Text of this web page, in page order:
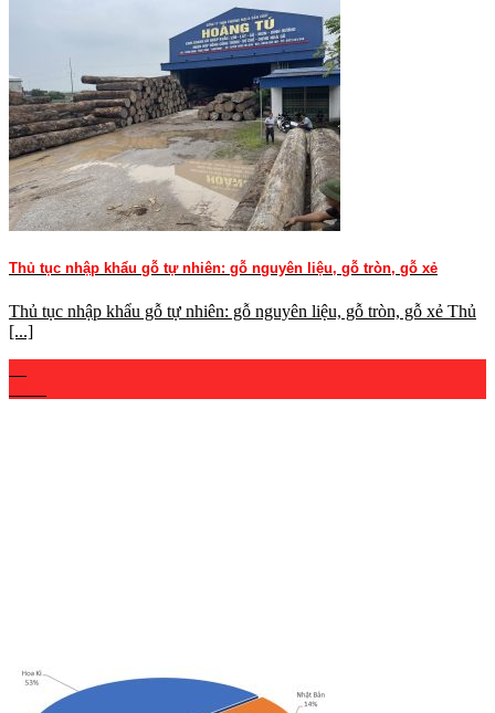
Thủ tục nhập khẩu gỗ tự nhiên: gỗ nguyên liệu, gỗ tròn, gỗ xẻ
Thủ tục nhập khẩu gỗ tự nhiên: gỗ nguyên liệu, gỗ tròn, gỗ xẻ Thủ
[...]